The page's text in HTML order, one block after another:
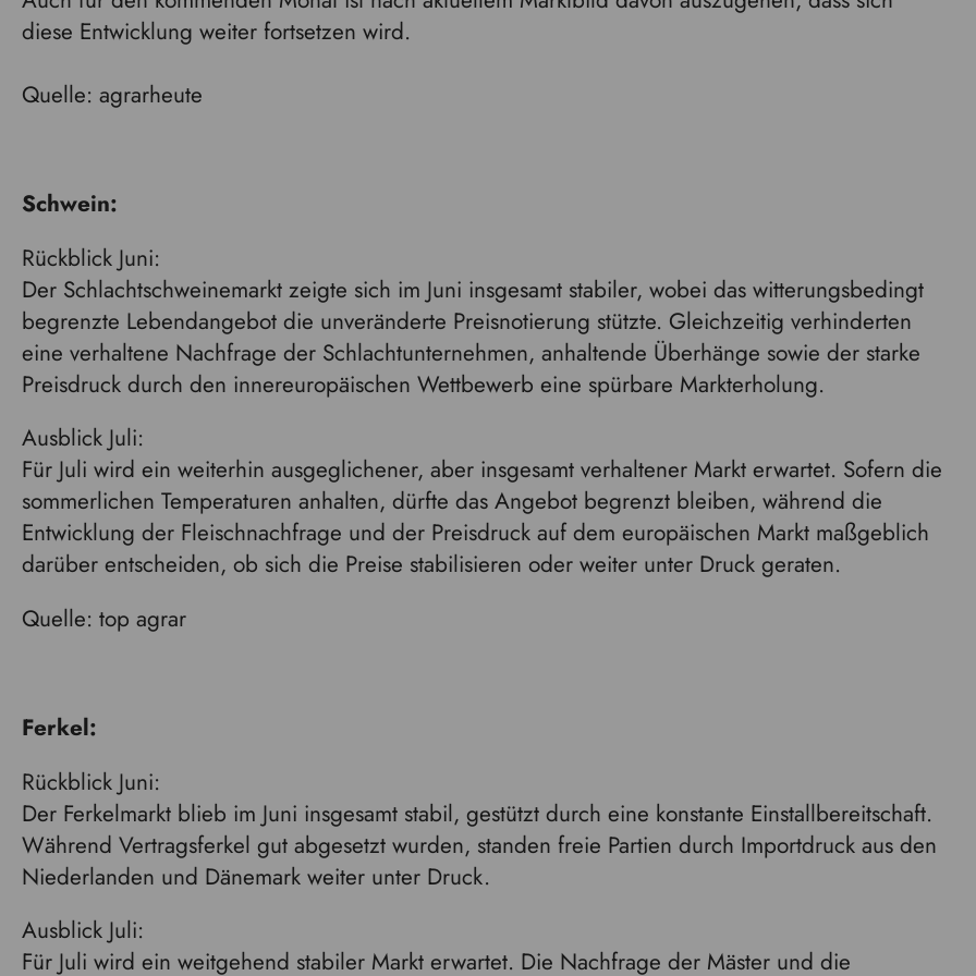
diese Entwicklung weiter fortsetzen wird.
Quelle: agrarheute
Schwein:
Rückblick Juni:
Der Schlachtschweinemarkt zeigte sich im Juni insgesamt stabiler, wobei das witterungsbedingt
begrenzte Lebendangebot die unveränderte Preisnotierung stützte. Gleichzeitig verhinderten
eine verhaltene Nachfrage der Schlachtunternehmen, anhaltende Überhänge sowie der starke
Preisdruck durch den innereuropäischen Wettbewerb eine spürbare Markterholung.
Ausblick Juli:
Für Juli wird ein weiterhin ausgeglichener, aber insgesamt verhaltener Markt erwartet. Sofern die
sommerlichen Temperaturen anhalten, dürfte das Angebot begrenzt bleiben, während die
Entwicklung der Fleischnachfrage und der Preisdruck auf dem europäischen Markt maßgeblich
darüber entscheiden, ob sich die Preise stabilisieren oder weiter unter Druck geraten.
Quelle: top agrar
Ferkel:
Rückblick Juni:
Der Ferkelmarkt blieb im Juni insgesamt stabil, gestützt durch eine konstante Einstallbereitschaft.
Während Vertragsferkel gut abgesetzt wurden, standen freie Partien durch Importdruck aus den
Niederlanden und Dänemark weiter unter Druck.
Ausblick Juli:
Für Juli wird ein weitgehend stabiler Markt erwartet. Die Nachfrage der Mäster und die